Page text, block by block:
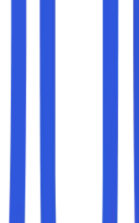
film, atau bermain game,
ada baiknya memahami